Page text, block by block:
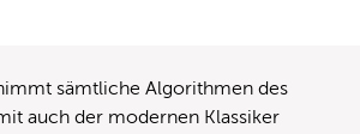
sämtliche Algorithmen des
auch der modernen Klassiker